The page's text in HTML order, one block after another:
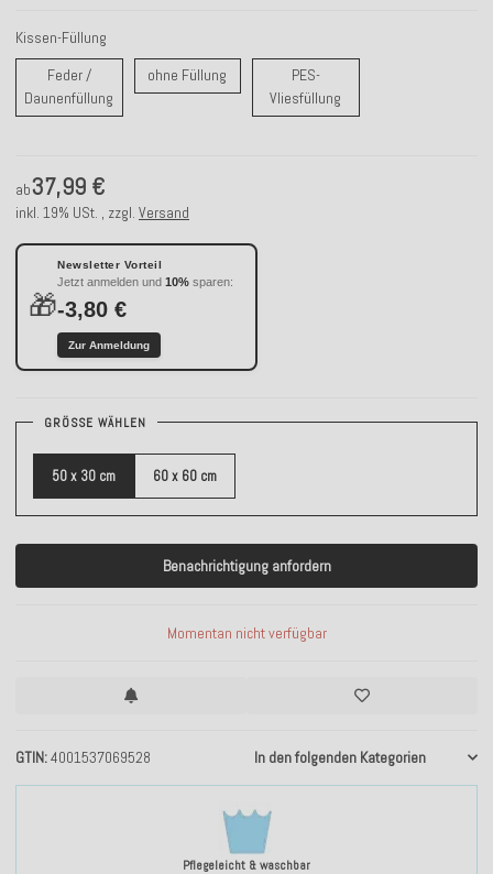
Pflegeleicht & waschbar
GTIN 4001537069528 In den folgenden Kategorien
Kissen-Füllung
Feder /
Daunenfüllung Feder / Daunenfüllung
ohne Füllung ohne FüllungPES-
Vliesfüllung
ab37,99 €
inkl. 19% USt. , zzgl. Versand
🎁
Newsletter Vorteil
Jetzt anmelden und 10% sparen:
-3,80 €
Zur Anmeldung
GRÖSSE WÄHLEN
50 x 30 cm 60 x 60 cm
Benachrichtigung anfordern
Momentan nicht verfügbar